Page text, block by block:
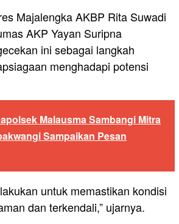
Majalengka AKBP Rita Suwadi
AKP Yayan Suripna
ini sebagai langkah
menghadapi potensi
Malausma Sambangi Mitra
Sampaikan Pesan
untuk memastikan kondisi
dan terkendali,” ujarnya.